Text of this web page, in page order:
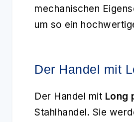
mechanischen
um so ein
Der Handel mit
Der Handel mit Long
Stahlhandel. Sie